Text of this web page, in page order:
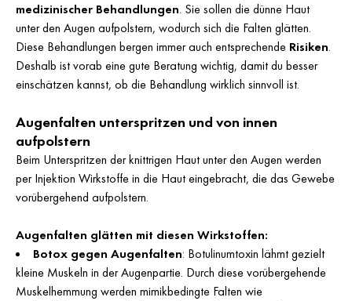
medizinischer Behandlungen. Sie sollen die dünne Haut
unter den Augen aufpolstern, wodurch sich die Falten glätten.
Diese Behandlungen bergen immer auch entsprechende Risiken.
Deshalb ist vorab eine gute Beratung wichtig, damit du besser
einschätzen kannst, ob die Behandlung wirklich sinnvoll ist.
Augenfalten unterspritzen und von innen
aufpolstern
Beim Unterspritzen der knittrigen Haut unter den Augen werden
per Injektion Wirkstoffe in die Haut eingebracht, die das Gewebe
vorübergehend aufpolstern.
Augenfalten glätten mit diesen Wirkstoffen:
Botox gegen Augenfalten: Botulinumtoxin lähmt gezielt
kleine Muskeln in der Augenpartie. Durch diese vorübergehende
Muskelhemmung werden mimikbedingte Falten wie